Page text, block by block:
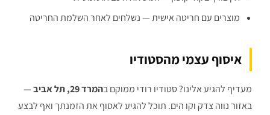
מוצרים עם חריטה אישית — נשלחים לאחר השלמת החריטה
איסוף עצמי מהסטודיו
מעדיף להגיע אלינו? סטודיו רודי ממוקם בהמרד 29, תל אביב
—
באזור נווה צדק וקו הים. תוכל להגיע לאסוף את הזמנתך ואף לבצע